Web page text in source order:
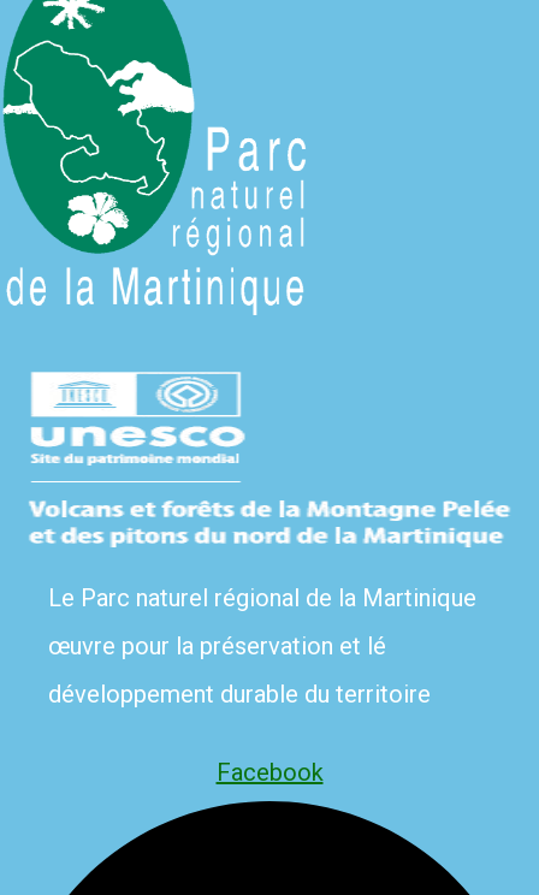
Le Parc naturel régional de la Martinique
œuvre pour la préservation et lé
développement durable du territoire
Facebook